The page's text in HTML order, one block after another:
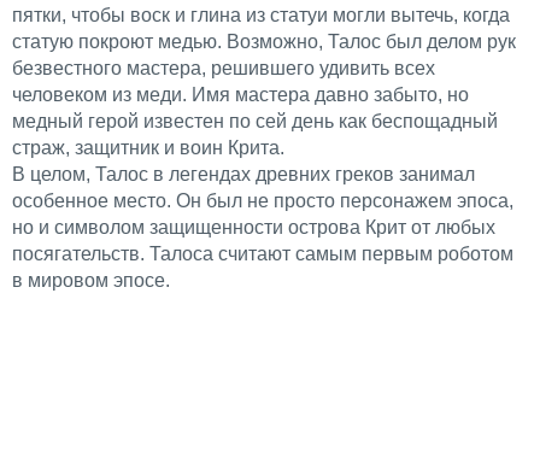
пятки, чтобы воск и глина из статуи могли вытечь, когда
статую покроют медью. Возможно, Талос был делом рук
безвестного мастера, решившего удивить всех
человеком из меди. Имя мастера давно забыто, но
медный герой известен по сей день как беспощадный
страж, защитник и воин Крита.
В целом, Талос в легендах древних греков занимал
особенное место. Он был не просто персонажем эпоса,
но и символом защищенности острова Крит от любых
посягательств. Талоса считают самым первым роботом
в мировом эпосе.